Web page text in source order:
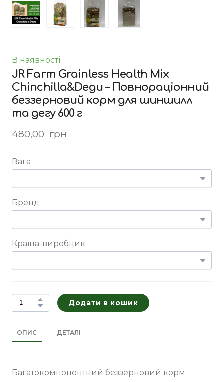
В наявності
JR Farm Grainless Health Mix
Chinchilla&Degu – Повнораціонний
беззерновий корм для шиншилл
та дегу 600 г
480,00  грн
Вага
Бренд
Країна-виробник
Додати в кошик
ОПИС ДЕТАЛІ
Багатокомпонентний беззерновий корм